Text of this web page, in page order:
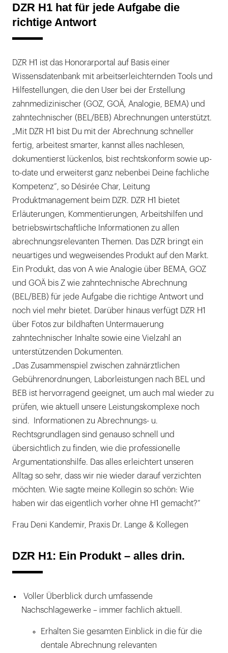
DZR H1 hat für jede Aufgabe die
richtige Antwort
DZR H1 ist das Honorarportal auf Basis einer
Wissensdatenbank mit arbeitserleichternden Tools und
Hilfestellungen, die den User bei der Erstellung
zahnmedizinischer (GOZ, GOÄ, Analogie, BEMA) und
zahntechnischer (BEL/BEB) Abrechnungen unterstützt.
„Mit DZR H1 bist Du mit der Abrechnung schneller
fertig, arbeitest smarter, kannst alles nachlesen,
dokumentierst lückenlos, bist rechtskonform sowie up-
to-date und erweiterst ganz nebenbei Deine fachliche
Kompetenz“, so Désirée Char, Leitung
Produktmanagement beim DZR. DZR H1 bietet
Erläuterungen, Kommentierungen, Arbeitshilfen und
betriebswirtschaftliche Informationen zu allen
abrechnungsrelevanten Themen. Das DZR bringt ein
neuartiges und wegweisendes Produkt auf den Markt.
Ein Produkt, das von A wie Analogie über BEMA, GOZ
und GOÄ bis Z wie zahntechnische Abrechnung
(BEL/BEB) für jede Aufgabe die richtige Antwort und
noch viel mehr bietet. Darüber hinaus verfügt DZR H1
über Fotos zur bildhaften Untermauerung
zahntechnischer Inhalte sowie eine Vielzahl an
unterstützenden Dokumenten.
„Das Zusammenspiel zwischen zahnärztlichen
Gebührenordnungen, Laborleistungen nach BEL und
BEB ist hervorragend geeignet, um auch mal wieder zu
prüfen, wie aktuell unsere Leistungskomplexe noch
sind. Informationen zu Abrechnungs- u.
Rechtsgrundlagen sind genauso schnell und
übersichtlich zu finden, wie die professionelle
Argumentationshilfe. Das alles erleichtert unseren
Alltag so sehr, dass wir nie wieder darauf verzichten
möchten. Wie sagte meine Kollegin so schön: Wie
haben wir das eigentlich vorher ohne H1 gemacht?“
Frau Deni Kandemir, Praxis Dr. Lange & Kollegen
DZR H1: Ein Produkt – alles drin.
Voller Überblick durch umfassende
Nachschlagewerke – immer fachlich aktuell.
Erhalten Sie gesamten Einblick in die für die
dentale Abrechnung relevanten